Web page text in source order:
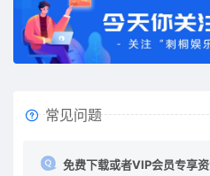
常见问题
免费下载或者VIP会员专享资